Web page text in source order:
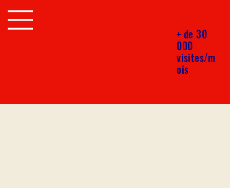
+ de 30
000
visites/m
ois